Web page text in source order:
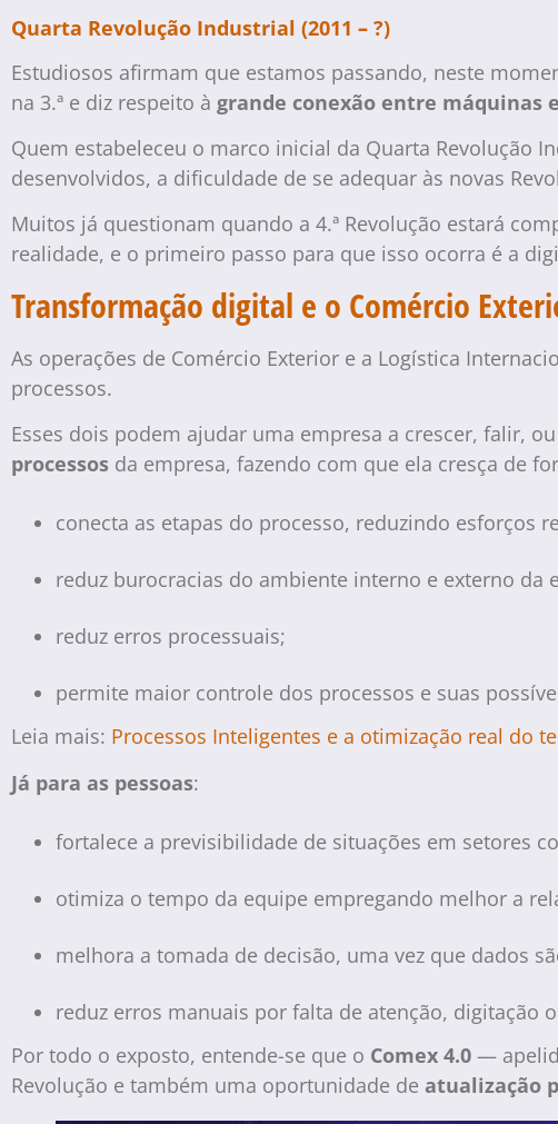
Quarta Revolução Industrial (2011 – ?)
Estudiosos afirmam que estamos passando, neste
na 3.ª e diz respeito à grande conexão entre máquinas
Quem estabeleceu o marco inicial da Quarta Revolução
desenvolvidos, a dificuldade de se adequar às novas
Muitos já questionam quando a 4.ª Revolução estará
realidade, e o primeiro passo para que isso ocorra é a
Transformação digital e o Comércio
As operações de Comércio Exterior e a Logística
processos.
Esses dois podem ajudar uma empresa a crescer, falir,
processos da empresa, fazendo com que ela cresça de
conecta as etapas do processo, reduzindo esforços
reduz burocracias do ambiente interno e externo da
reduz erros processuais;
permite maior controle dos processos e suas
Leia mais: Processos Inteligentes e a otimização real do
Já para as pessoas:
fortalece a previsibilidade de situações em setores
otimiza o tempo da equipe empregando melhor a
melhora a tomada de decisão, uma vez que dados
reduz erros manuais por falta de atenção, digitação
Por todo o exposto, entende-se que o Comex 4.0 —
Revolução e também uma oportunidade de atualização